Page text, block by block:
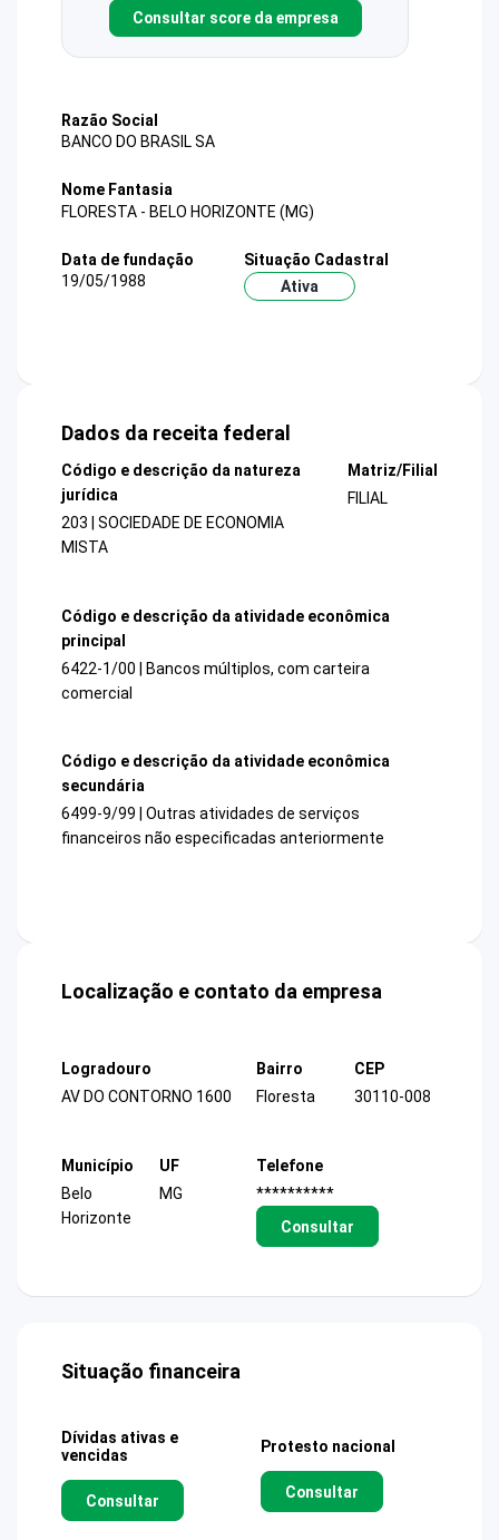
Consultar score da empresa
Razão Social
BANCO DO BRASIL SA
Nome Fantasia
FLORESTA - BELO HORIZONTE (MG)
Data de fundação
19/05/1988
Situação Cadastral
Ativa
Dados da receita federal
Código e descrição da natureza
jurídica
203 | SOCIEDADE DE ECONOMIA
MISTA
Matriz/Filial
FILIAL
Código e descrição da atividade econômica
principal
6422-1/00 | Bancos múltiplos, com carteira
comercial
Código e descrição da atividade econômica
secundária
6499-9/99 | Outras atividades de serviços
financeiros não especificadas anteriormente
Localização e contato da empresa
Logradouro
AV DO CONTORNO 1600
Bairro
Floresta
CEP
30110-008
Município
Belo
Horizonte
UF
MG
Telefone
**********
Consultar
Situação financeira
Dívidas ativas e
vencidas
Consultar
Protesto nacional
Consultar